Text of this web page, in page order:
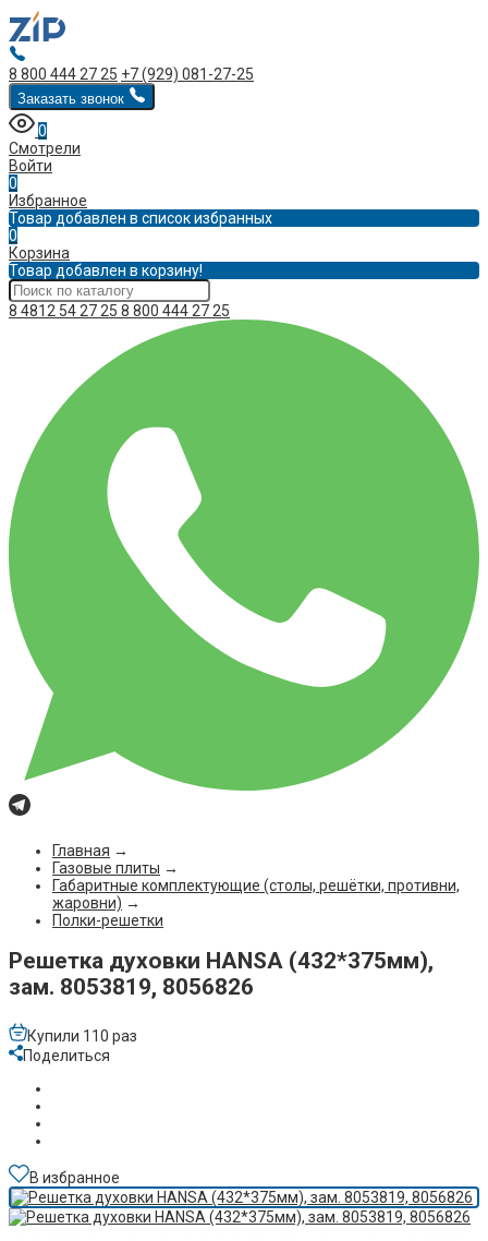
8 800 444 27 25 +7 (929) 081-27-25
Заказать звонок
0
Смотрели
Войти
0
Избранное
Товар добавлен в список избранных
0
Корзина
Товар добавлен в корзину!
8 4812 54 27 25 8 800 444 27 25
Главная →
Газовые плиты →
Габаритные комплектующие (столы, решётки, противни,
жаровни) →
Полки-решетки
Решетка духовки HANSA (432*375мм),
зам. 8053819, 8056826
Купили 110 раз
Поделиться
В избранное